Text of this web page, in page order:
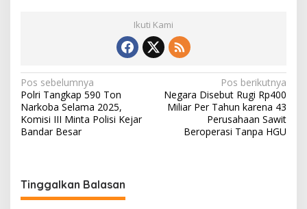
Ikuti Kami
Navigasi
pos
Pos sebelumnya
Polri Tangkap 590 Ton
Narkoba Selama 2025,
Komisi III Minta Polisi Kejar
Bandar Besar
Pos berikutnya
Negara Disebut Rugi Rp400
Miliar Per Tahun karena 43
Perusahaan Sawit
Beroperasi Tanpa HGU
Tinggalkan Balasan